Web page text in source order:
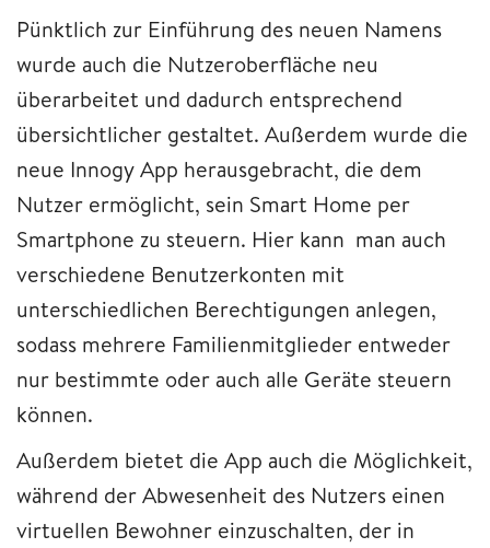
Pünktlich zur Einführung des neuen Namens
wurde auch die Nutzeroberfläche neu
überarbeitet und dadurch entsprechend
übersichtlicher gestaltet. Außerdem wurde die
neue Innogy App herausgebracht, die dem
Nutzer ermöglicht, sein Smart Home per
Smartphone zu steuern. Hier kann man auch
verschiedene Benutzerkonten mit
unterschiedlichen Berechtigungen anlegen,
sodass mehrere Familienmitglieder entweder
nur bestimmte oder auch alle Geräte steuern
können.
Außerdem bietet die App auch die Möglichkeit,
während der Abwesenheit des Nutzers einen
virtuellen Bewohner einzuschalten, der in